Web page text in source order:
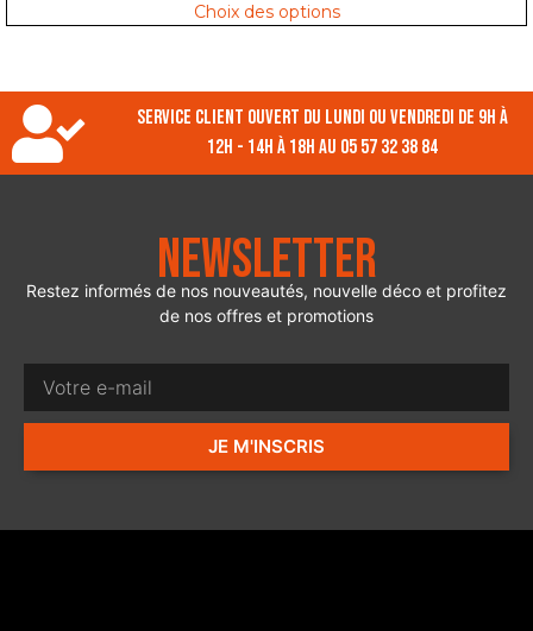
Choix des options
Service client ouvert du lundi ou vendredi de 9h à
12h - 14h à 18h au 05 57 32 38 84
Newsletter
Restez informés de nos nouveautés, nouvelle déco et profitez
de nos offres et promotions
JE M'INSCRIS